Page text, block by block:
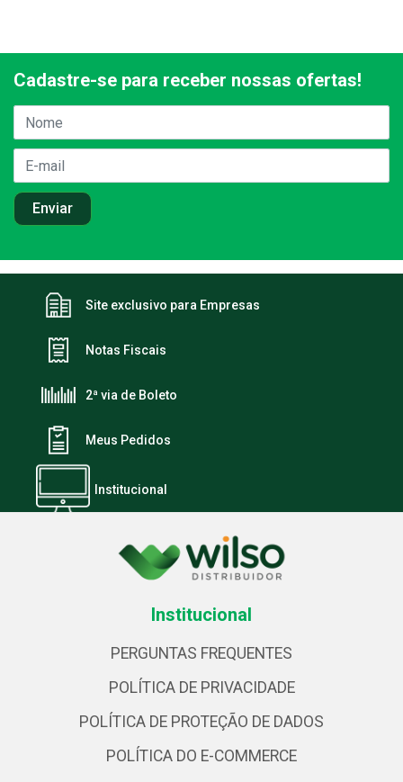
Cadastre-se para receber nossas ofertas!
Site exclusivo para Empresas
Notas Fiscais
2ª via de Boleto
Meus Pedidos
Institucional
Institucional
PERGUNTAS FREQUENTES
POLÍTICA DE PRIVACIDADE
POLÍTICA DE PROTEÇÃO DE DADOS
POLÍTICA DO E-COMMERCE